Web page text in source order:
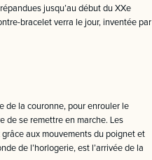
jusqu’au début du XXe
bracelet verra le jour, inventée par
de la couronne, pour enrouler le
de se remettre en marche. Les
aux mouvements du poignet et
de l’horlogerie, est l’arrivée de la